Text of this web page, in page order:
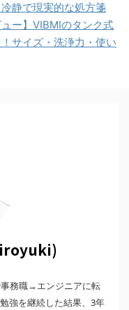
静で現実的な処方箋
ー】VIBMIのタンク式
サイズ・洗浄力・使い
務職→エンジニアに転
強を継続した結果、3年